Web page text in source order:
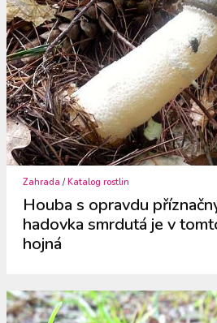
Zahrada /Katalog rostlin
Houba s opravdu
hadovka smrdutá je v
hojná